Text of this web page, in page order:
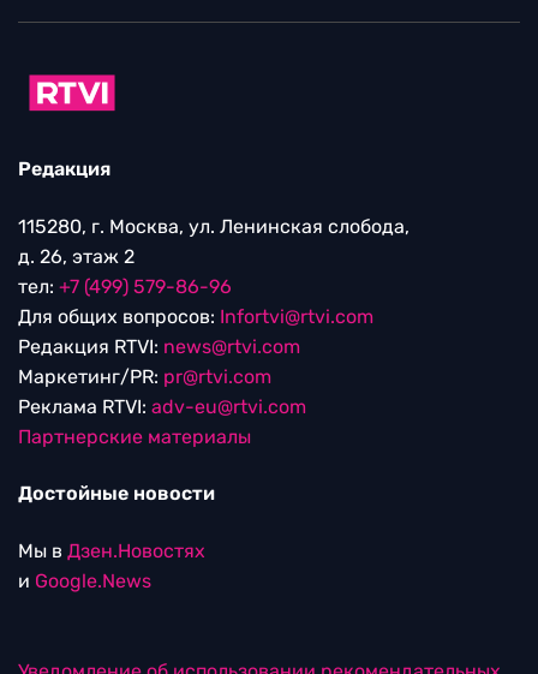
Редакция
115280, г. Москва, ул. Ленинская слобода,
д. 26, этаж 2
тел: +7 (499) 579-86-96
Для общих вопросов: Infortvi@rtvi.com
Редакция RTVI: news@rtvi.com
Маркетинг/PR: pr@rtvi.com
Реклама RTVI: adv-eu@rtvi.com
Партнерские материалы
Достойные новости
Мы в Дзен.Новостях
и Google.News